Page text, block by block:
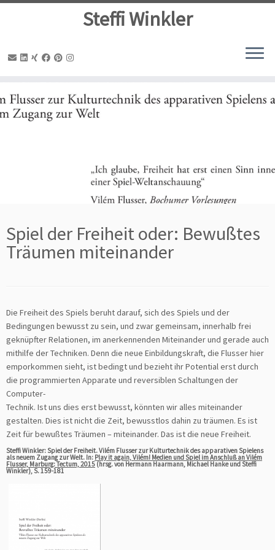
Inhalt
springen
Steffi Winkler
Spiel der Freiheit oder: Bewußtes
Träumen miteinander
Die Freiheit des Spiels beruht darauf, sich des Spiels und der
Bedingungen bewusst zu sein, und zwar gemeinsam, innerhalb frei
geknüpfter Relationen, im anerkennenden Miteinander und gerade auch
mithilfe der Techniken. Denn die neue Einbildungskraft, die Flusser hier
emporkommen sieht, ist bedingt und bezieht ihr Potential erst durch
die programmierten Apparate und reversiblen Schaltungen der
Computer-
Technik. Ist uns dies erst bewusst, könnten wir alles miteinander
gestalten. Dies ist nicht die Zeit, bewusstlos dahin zu träumen. Es ist
Zeit für bewußtes Träumen – miteinander. Das ist die neue Freiheit.
Steffi Winkler: Spiel der Freiheit. Vilém Flusser zur Kulturtechnik des apparativen Spielens
als neuem Zugang zur Welt. In: Play it again, Vilém! Medien und Spiel im Anschluß an Vilém
Flusser, Marburg: Tectum, 2015 (hrsg. von Hermann Haarmann, Michael Hanke und Steffi
Winkler), S. 159-181